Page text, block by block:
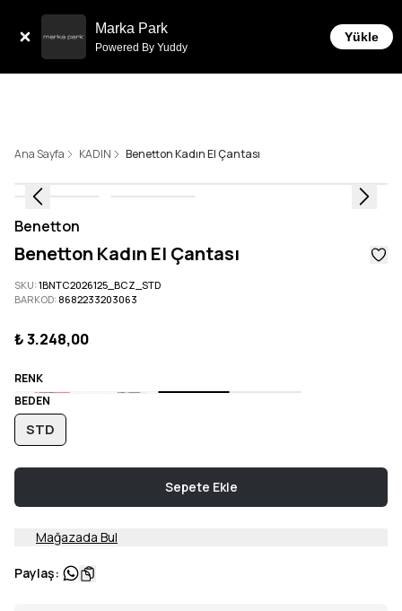
Marka Park
Powered By Yuddy
Yükle
İmkanı!
Ana Sayfa KADIN Benetton Kadın El Çantası
Benetton
Benetton Kadın El Çantası
SKU:1BNTC2026125_BCZ_STD
BARKOD: 8682233203063
₺ 3.248,00
RENK
BEDEN
STD
Sepete Ekle
Mağazada Bul
Paylaş: